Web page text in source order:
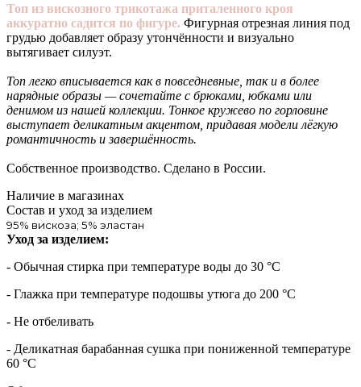
Топ из вискозного трикотажа приталенного кроя
аккуратно садится по фигуре. Фигурная отрезная линия под
грудью добавляет образу утончённости и визуально
вытягивает силуэт.
Топ легко вписывается как в повседневные, так и в более
нарядные образы — сочетайте с брюками, юбками или
денимом из нашей коллекции. Тонкое кружево по горловине
выступает деликатным акцентом, придавая модели лёгкую
романтичность и завершённость.
Собственное производство. Сделано в России.
Наличие в магазинах
Состав и уход за изделием
95% вискоза; 5% эластан
Уход за изделием:
- Обычная стирка при температуре воды до 30 °C
- Глажка при температуре подошвы утюга до 200 °C
- Не отбеливать
- Деликатная барабанная сушка при пониженной температуре
60 °C